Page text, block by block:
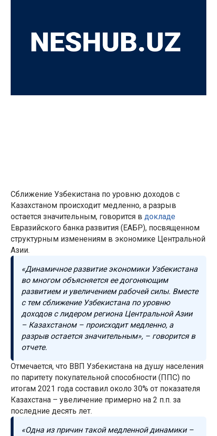
Сближение Узбекистана по уровню доходов с
Казахстаном происходит медленно, а разрыв
остается значительным, говорится вдокладе
Евразийского банка развития (ЕАБР), посвященном
структурным изменениям в экономике Центральной
Азии.
«Динамичное развитие экономики Узбекистана
во многом объясняется ее догоняющим
развитием и увеличением рабочей силы. Вместе
с тем сближение Узбекистана по уровню
доходов с лидером региона Центральной Азии
– Казахстаном – происходит медленно, а
разрыв остается значительным», – говорится в
отчете.
Отмечается, что ВВП Узбекистана на душу населения
по паритету покупательной способности (ППС) по
итогам 2021 года составил около 30% от показателя
Казахстана – увеличение примерно на 2 п.п. за
последние десять лет.
«Одна из причин такой медленной динамики –